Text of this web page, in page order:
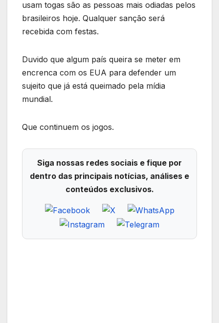
usam togas são as pessoas mais odiadas pelos
brasileiros hoje. Qualquer sanção será
recebida com festas.
Duvido que algum país queira se meter em
encrenca com os EUA para defender um
sujeito que já está queimado pela mídia
mundial.
Que continuem os jogos.
Siga nossas redes sociais e fique por
dentro das principais notícias, análises e
conteúdos exclusivos.